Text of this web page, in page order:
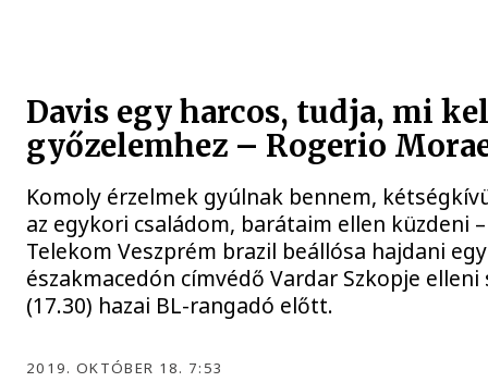
Davis egy harcos, tudja, mi
győzelemhez – Rogerio
Komoly érzelmek gyúlnak bennem,
az egykori családom, barátaim ellen küzdeni
Telekom Veszprém brazil beállósa hajdani
északmacedón címvédő Vardar Szkopje
(17.30) hazai BL-rangadó előtt.
2019. OKTÓBER 18. 7:53